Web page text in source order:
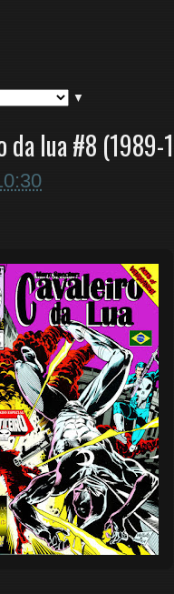
▼
da lua #8 (1989-